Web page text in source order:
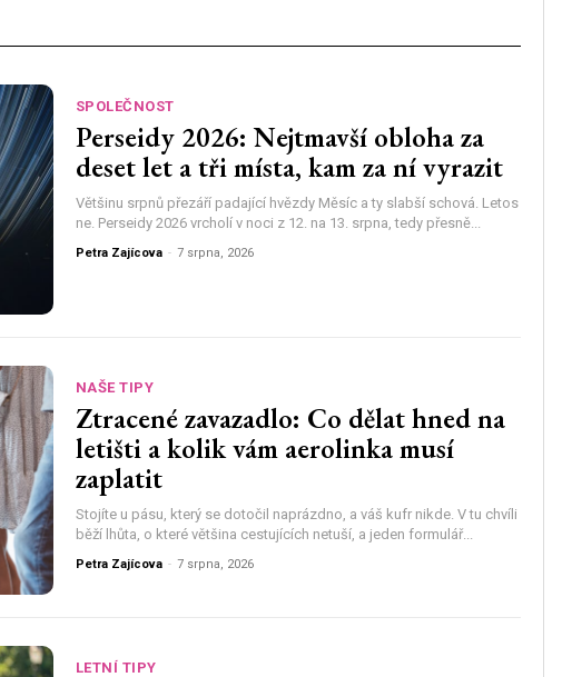
SPOLEČNOST
Perseidy 2026: Nejtmavší obloha za
deset let a tři místa, kam za ní vyrazit
Většinu srpnů přezáří padající hvězdy Měsíc a ty slabší schová. Letos
ne. Perseidy 2026 vrcholí v noci z 12. na 13. srpna, tedy přesně...
Petra Zajícova - 7 srpna, 2026
NAŠE TIPY
Ztracené zavazadlo: Co dělat hned na
letišti a kolik vám aerolinka musí
zaplatit
Stojíte u pásu, který se dotočil naprázdno, a váš kufr nikde. V tu chvíli
běží lhůta, o které většina cestujících netuší, a jeden formulář...
Petra Zajícova - 7 srpna, 2026
LETNÍ TIPY